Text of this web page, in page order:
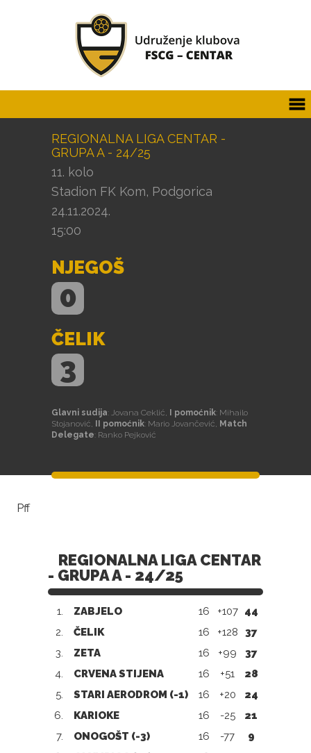
REGIONALNA LIGA CENTAR -
GRUPA A - 24/25
11. kolo
Stadion FK Kom, Podgorica
24.11.2024.
15:00
NJEGOŠ
0
ČELIK
3
Glavni sudija: Jovana Ceklić, I pomoćnik: Mihailo
Stojanović,
II pomoćnik: Mario Jovančević, Match
Delegate: Ranko Pejković
Pff
REGIONALNA LIGA CENTAR
- GRUPA A - 24/25
1. ZABJELO 16 +107 44
2.
ČELIK 16 +128
37
3.
ZETA 16 +99
37
4.
CRVENA STIJENA 16 +51
28
5.
STARI AERODROM (-1) 16 +20
24
6.
KARIOKE 16 -25
21
7.
ONOGOŠT (-3) 16 -77
9